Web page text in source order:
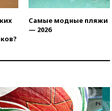
11:38
Шадаев исключил
запуск мессенджера на
«Госуслугах»
11:22
человек
заключить безвизовые
соглашения с Индонезией и
Малайзией
Самые модные пляжи
— 2026